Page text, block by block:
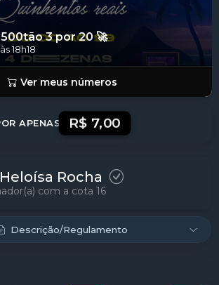
3 por 20 🚀
18h18
Ver meus números
APENAS R$ 7,00
Heloísa Rocha
com a cota 16
Descrição/Regulamento